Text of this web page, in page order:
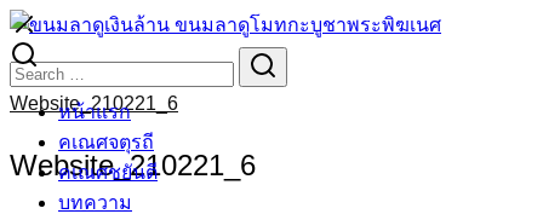
Skip
to
content
หน้าแรก
คเณศจตุรถี
คเณศชยันตี
บทความ
Search
for:
Website_210221_6
Website_210221_6